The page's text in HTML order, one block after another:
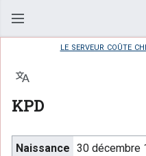
le serveur coûte
KPD
Langue
Naissance 30 décembre